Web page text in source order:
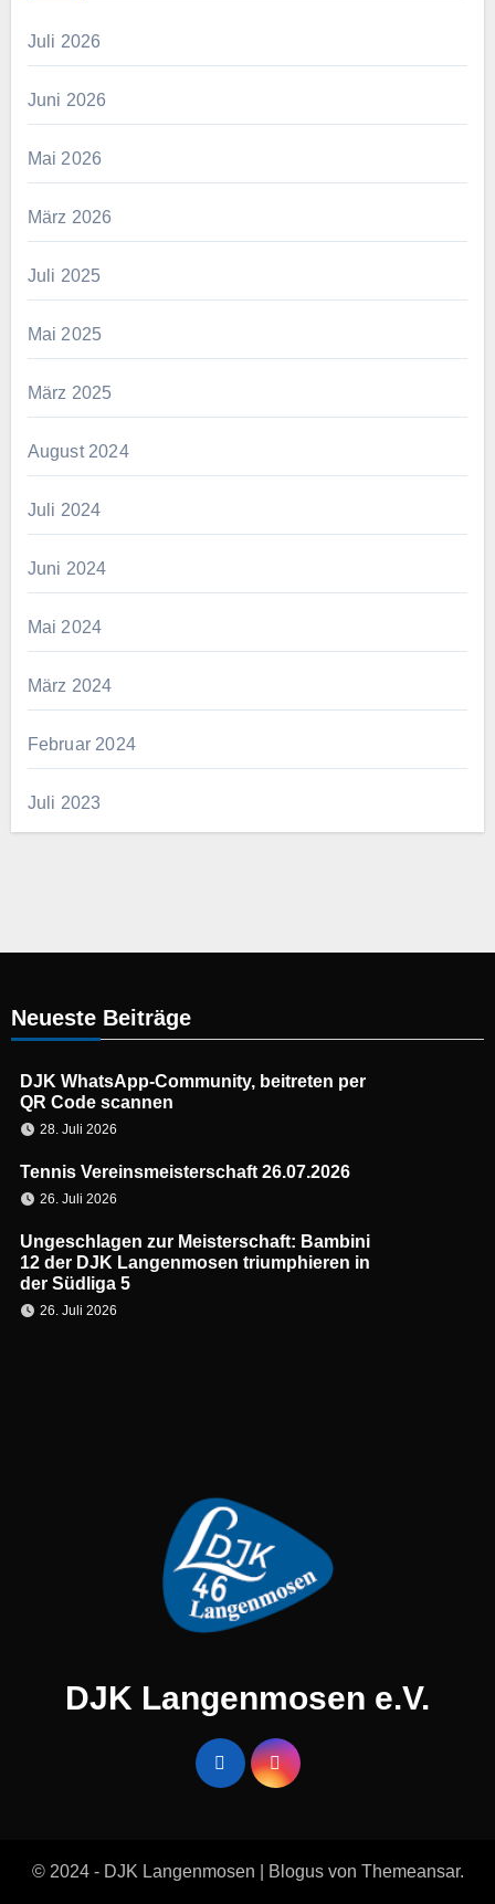
Juli 2026
Juni 2026
Mai 2026
März 2026
Juli 2025
Mai 2025
März 2025
August 2024
Juli 2024
Juni 2024
Mai 2024
März 2024
Februar 2024
Juli 2023
Neueste Beiträge
DJK WhatsApp-Community, beitreten per
QR Code scannen
28. Juli 2026
Tennis Vereinsmeisterschaft 26.07.2026
26. Juli 2026
Ungeschlagen zur Meisterschaft: Bambini
12 der DJK Langenmosen triumphieren in
der Südliga 5
26. Juli 2026
DJK Langenmosen e.V.
© 2024 - DJK Langenmosen Blogusvon Themeansar.